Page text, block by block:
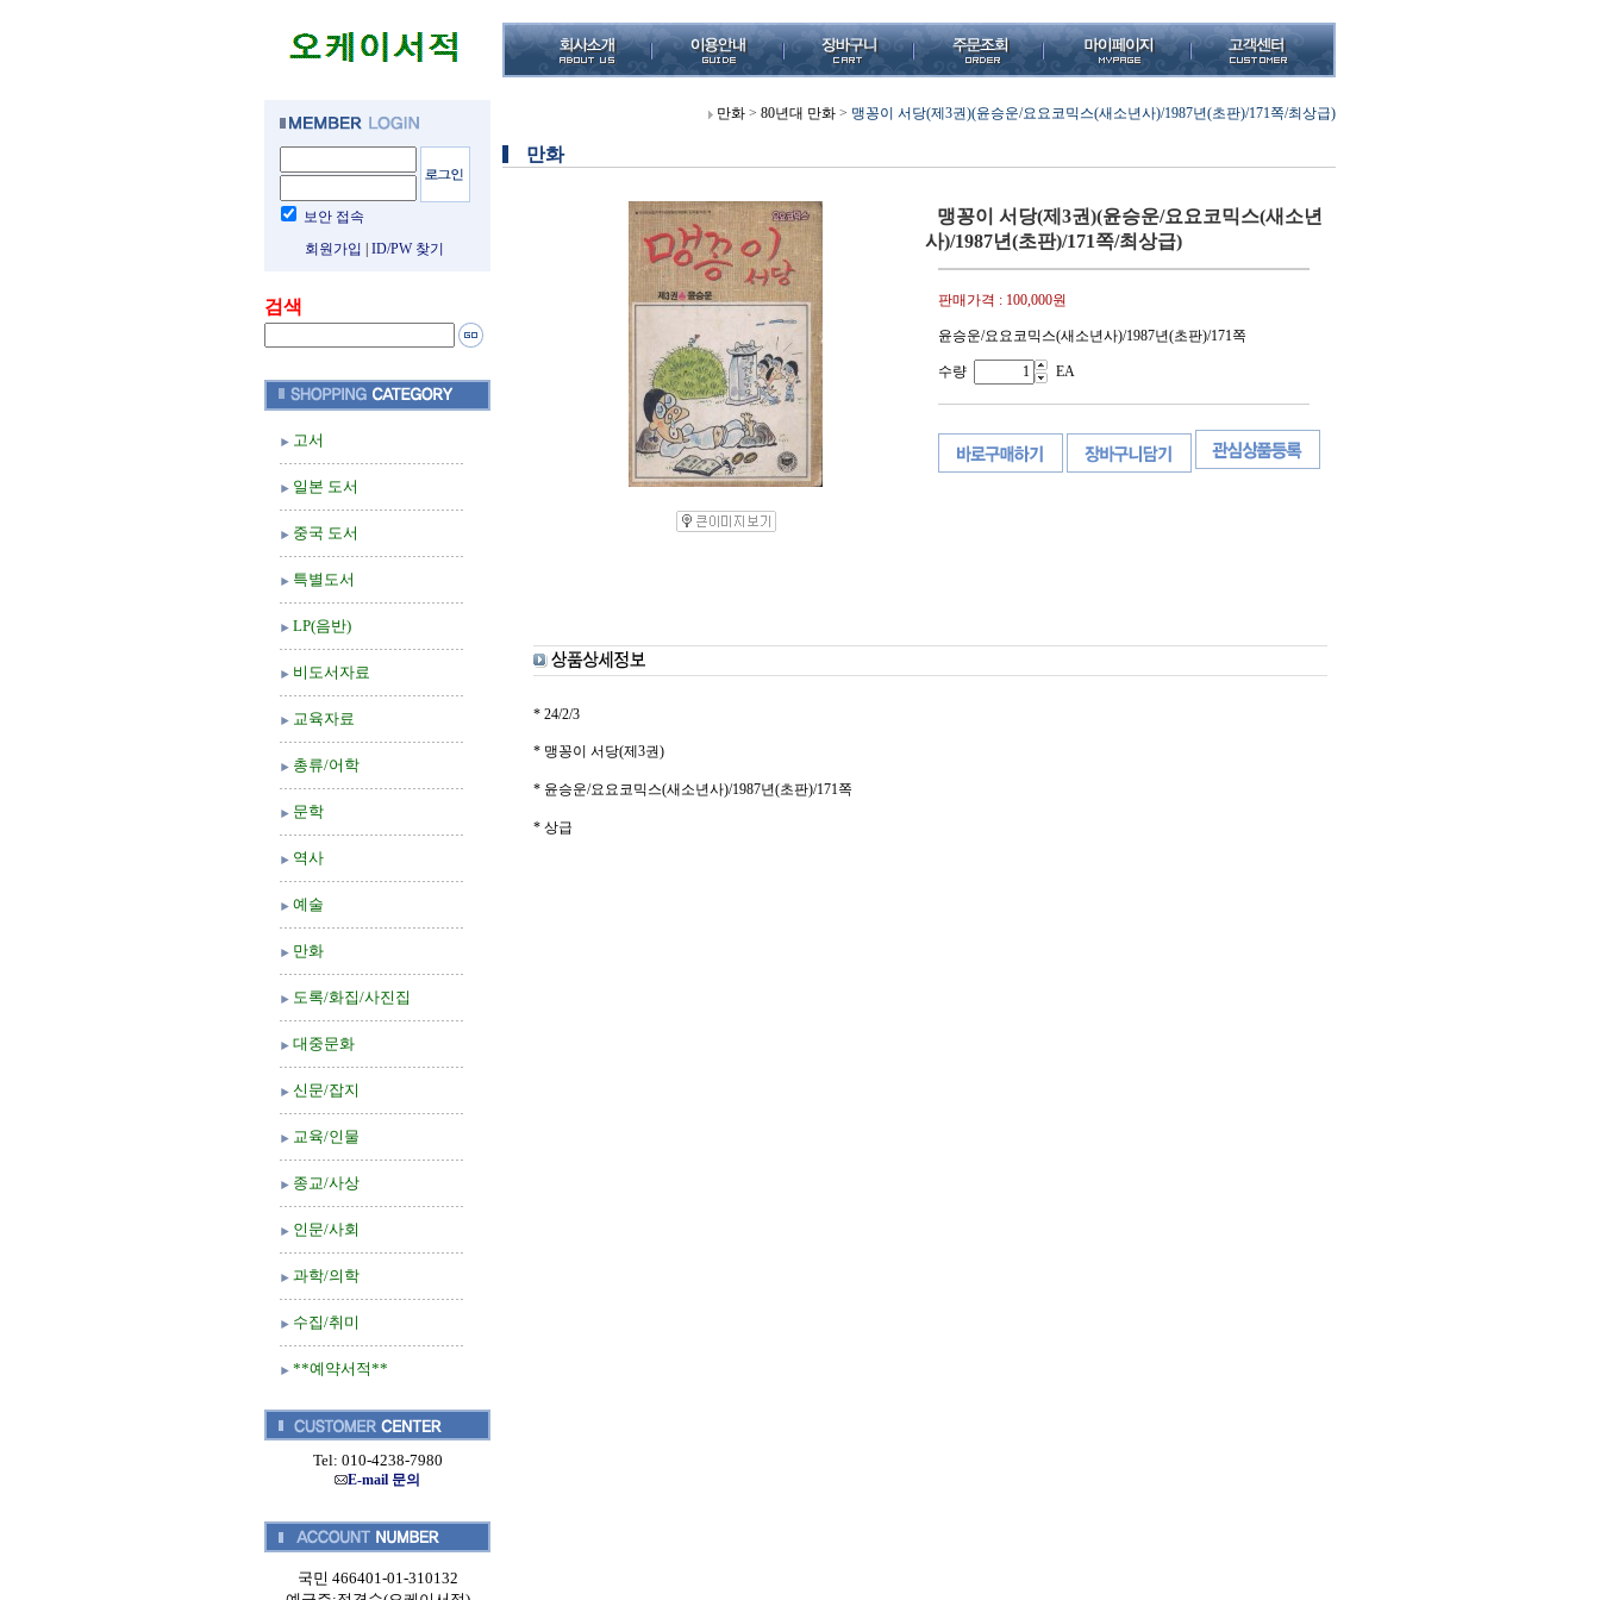
보안 접속
회원가입
ID/PW 찾기
검색
고서
일본 도서
중국 도서
특별도서
LP(음반)
비도서자료
교육자료
총류/어학
문학
역사
예술
만화
도록/화집/사진집
대중문화
신문/잡지
교육/인물
종교/사상
인문/사회
과학/의학
수집/취미
**예약서적**
Tel: 010-4238-7980
E-mail 문의
국민 466401-01-310132
만화 > 80년대 만화 > 맹꽁이 서당(제3권)(윤승운/요요코믹스(새소년사)/1987년(초판)/171쪽/최상급)
만화
맹꽁이 서당(제3권)(윤승운/요요코믹스(새소년
사)/1987년(초판)/171쪽/최상급)
판매가격 : 100,000원
윤승운/요요코믹스(새소년사)/1987년(초판)/171쪽
수량 EA
* 24/2/3
* 맹꽁이 서당(제3권)
* 윤승운/요요코믹스(새소년사)/1987년(초판)/171쪽
* 상급